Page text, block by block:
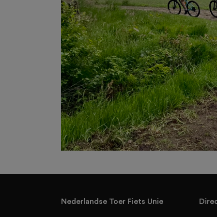
Nederlandse Toer Fiets Unie